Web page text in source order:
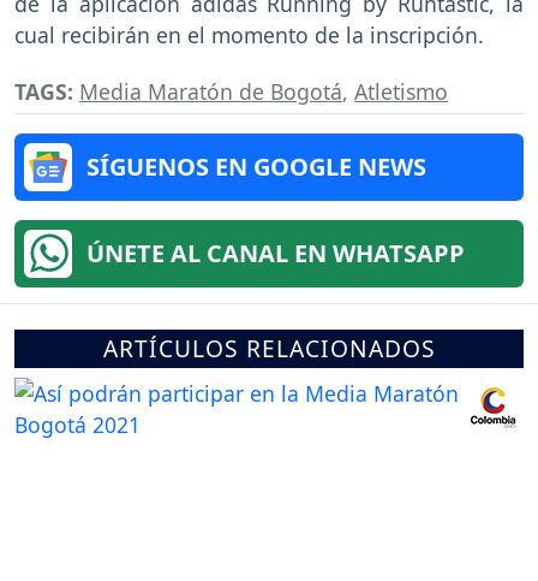
cual recibirán en el momento de la inscripción.
TAGS: Media Maratón de Bogotá, Atletismo
SÍGUENOS EN GOOGLE NEWS
ÚNETE AL CANAL EN WHATSAPP
ARTÍCULOS RELACIONADOS